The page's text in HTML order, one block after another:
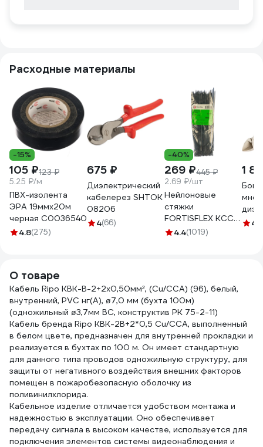
Расходные материалы
-15%
105 ₽123 ₽
5.25 ₽/м
ПВХ-изолента
ЭРА 19ммх20м
черная C0036540
4.8(275)
675 ₽
Диэлектрический
кабелерез SHTOK
08206
4(66)
-40%
269 ₽445 ₽
2.69 ₽/шт
Нейлоновые
стяжки
FORTISFLEX КСС
5х300 черный
4.4(1019)
1
4.9
О товаре
Кaбель Ripo KBK-B-2+2x0,50мм², (Cu/CCA) (96), белый,
внутренний, PVC нг(A), ø7,0 мм (бухта 100м)
(одножильный ø3,7мм BC, конструктив РК 75-2-11)
Кабель бренда Ripo КВК-2В+2*0,5 Cu/CCA, выполненный
в белом цвете, предназначен для внутренней прокладки и
реализуется в бухтах по 100 м. Он имеет стандартную
для данного типа проводов одножильную структуру, для
защиты от негативного воздействия внешних факторов
помещен в пожаробезопасную оболочку из
поливинилхлорида.
Кабельное изделие отличается удобством монтажа и
надежностью в эксплуатации. Оно обеспечивает
передачу сигнала в высоком качестве, используется для
подключения элементов системы видеонаблюдения и